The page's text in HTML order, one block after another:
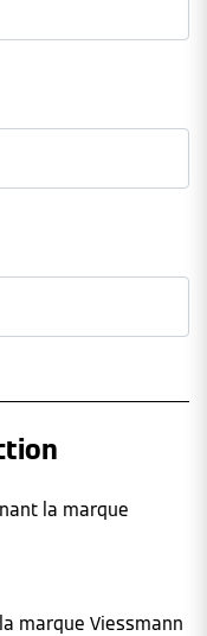
la marque
marque Viessmann